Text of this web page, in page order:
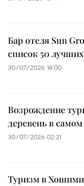
Бар отеля Sun
список 50
30/07/2026 18:00
Возрождение
деревень в
30/07/2026 02:21
Туризм в